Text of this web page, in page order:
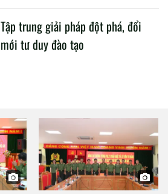
Tập trung giải pháp đột phá, đổi
mới tư duy đào tạo